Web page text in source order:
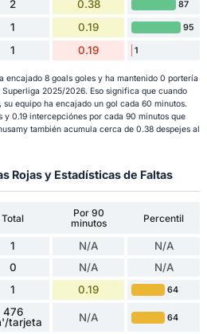
2 0.38 87
1 0.19 95
1 0.19 1
encajado 8 goals goles y ha mantenido 0 portería
2025/2026. Eso significa que cuando
su equipo ha encajado un gol cada 60 minutos.
0.19 intercepciónes por cada 90 minutos que
también acumula cerca de 0.38 despejes al
Rojas y Estadísticas de Faltas
Total
Por 90
minutos
Percentil
1 N/A N/A
0 N/A N/A
1 0.19 64
476
tarjeta
N/A 64